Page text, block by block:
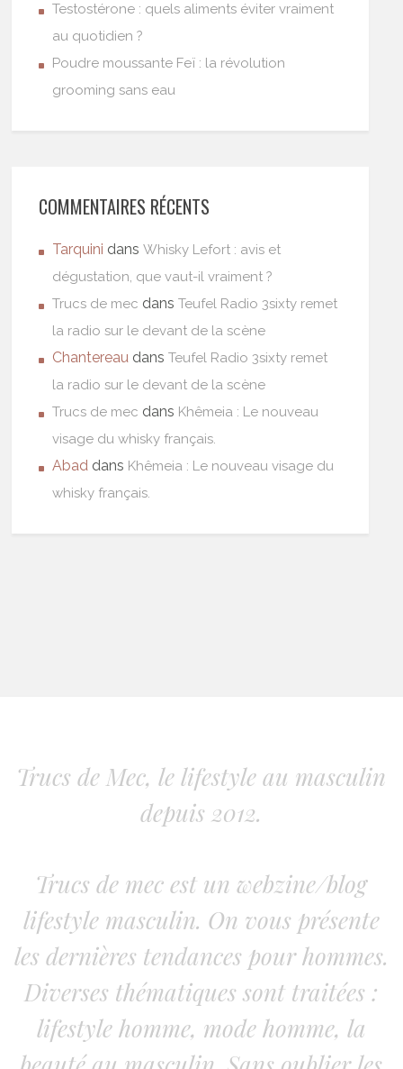
Testostérone : quels aliments éviter vraiment
au quotidien ?
Poudre moussante Feï : la révolution
grooming sans eau
COMMENTAIRES RÉCENTS
Tarquini dansWhisky Lefort : avis et
dégustation, que vaut-il vraiment ?
Trucs de mec dansTeufel Radio 3sixty remet
la radio sur le devant de la scène
Chantereau dansTeufel Radio 3sixty remet
la radio sur le devant de la scène
Trucs de mec dans Khêmeia : Le nouveau
visage du whisky français.
Abad dans Khêmeia : Le nouveau visage du
whisky français.
Trucs de Mec, le lifestyle au masculin
depuis 2012.
Trucs de mec est un webzine/blog
lifestyle masculin. On vous présente
les dernières tendances pour hommes.
Diverses thématiques sont traitées :
lifestyle homme, mode homme, la